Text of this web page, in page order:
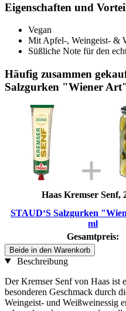
Eigenschaften und
Vegan
Mit Apfel-, Weingeist- &
Süßliche Note für den
Häufig zusammen
Salzgurken "Wiener
Haas Kremser Senf,
STAUD‘S Salzgurken
ml
Gesamtpreis:
Beide in den Warenkorb
Beschreibung
Der Kremser Senf von Haas ist
besonderen Geschmack durch
Weingeist- und Weißweinessig